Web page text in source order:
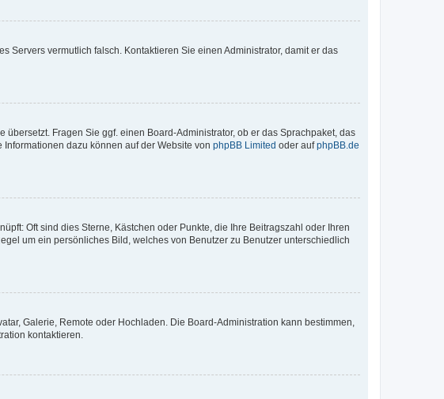
Servers vermutlich falsch. Kontaktieren Sie einen Administrator, damit er das
Fragen Sie ggf. einen Board-Administrator, ob er das Sprachpaket, das
dazu können auf der Website von phpBB Limited oder aufphpBB.de
Oft sind dies Sterne, Kästchen oder Punkte, die Ihre Beitragszahl oder Ihren
um ein persönliches Bild, welches von Benutzer zu Benutzer unterschiedlich
Galerie, Remote oder Hochladen. Die Board-Administration kann bestimmen,
kontaktieren.